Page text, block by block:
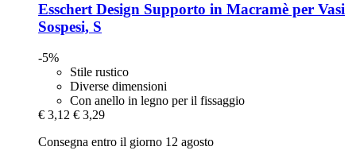
Esschert Design Supporto in Macramè per Vasi
Sospesi, S
-5%
Stile rustico
Diverse dimensioni
Con anello in legno per il fissaggio
€ 3,12 € 3,29
Consegna entro il giorno 12 agosto